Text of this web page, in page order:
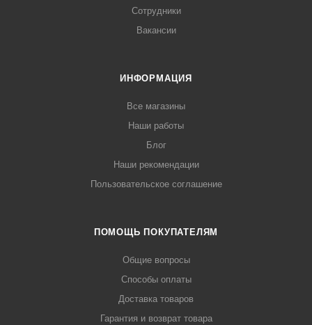
Сотрудники
Вакансии
ИНФОРМАЦИЯ
Все магазины
Наши работы
Блог
Наши рекомендации
Пользовательское соглашение
ПОМОЩЬ ПОКУПАТЕЛЯМ
Общие вопросы
Способы оплаты
Доставка товаров
Гарантия и возврат товара